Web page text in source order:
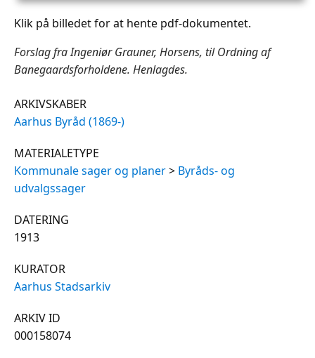
Klik på billedet for at hente pdf-dokumentet.
Forslag fra Ingeniør Grauner, Horsens, til Ordning af
Banegaardsforholdene. Henlagdes.
ARKIVSKABER
Aarhus Byråd (1869-)
MATERIALETYPE
Kommunale sager og planer> Byråds- og
udvalgssager
DATERING
1913
KURATOR
Aarhus Stadsarkiv
ARKIV ID
000158074